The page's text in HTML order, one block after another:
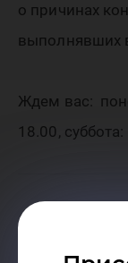
о причинах
выполнявших
Ждем вас:
18.00,
Дата: